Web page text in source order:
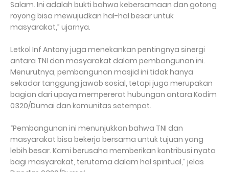
Salam. Ini adalah bukti bahwa kebersamaan dan gotong
royong bisa mewujudkan hal-hal besar untuk
masyarakat,” ujarnya.
Letkol Inf Antony juga menekankan pentingnya sinergi
antara TNI dan masyarakat dalam pembangunan ini.
Menurutnya, pembangunan masjid ini tidak hanya
sekadar tanggung jawab sosial, tetapi juga merupakan
bagian dari upaya mempererat hubungan antara Kodim
0320/Dumai dan komunitas setempat.
“Pembangunan ini menunjukkan bahwa TNI dan
masyarakat bisa bekerja bersama untuk tujuan yang
lebih besar. Kami berusaha memberikan kontribusi nyata
bagi masyarakat, terutama dalam hal spiritual,” jelas